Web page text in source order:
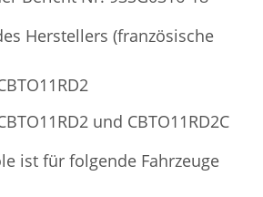
Herstellers (französische
und CBTO11RD2C
ist für folgende Fahrzeuge